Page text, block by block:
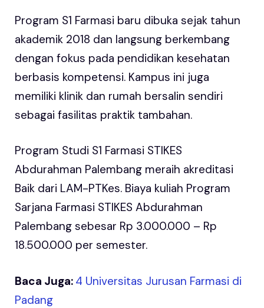
Program S1 Farmasi baru dibuka sejak tahun
akademik 2018 dan langsung berkembang
dengan fokus pada pendidikan kesehatan
berbasis kompetensi. Kampus ini juga
memiliki klinik dan rumah bersalin sendiri
sebagai fasilitas praktik tambahan.
Program Studi S1 Farmasi STIKES
Abdurahman Palembang meraih akreditasi
Baik dari LAM-PTKes. Biaya kuliah Program
Sarjana Farmasi STIKES Abdurahman
Palembang sebesar Rp 3.000.000 – Rp
18.500.000 per semester.
Baca Juga: 4 Universitas Jurusan Farmasi di
Padang